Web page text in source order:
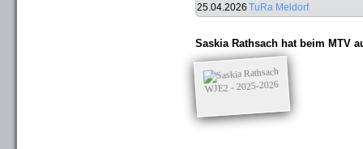
25.04.2026 TuRa Meldorf
Saskia Rathsach hat beim MTV
WJE2 - 2025-2026